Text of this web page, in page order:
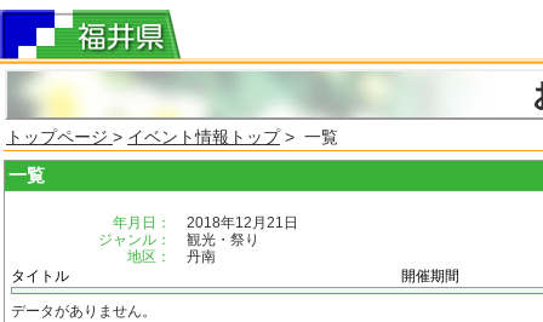
トップページ > イベント情報トップ> 一覧
一覧
年月日：
2018年12月21日
ジャンル：
観光・祭り
地区：
丹南
タイトル
開催期間
データがありません。